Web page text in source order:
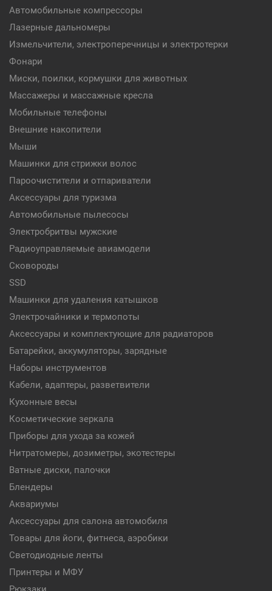
Автомобильные компрессоры
Лазерные дальномеры
Измельчители, электроперечницы и электротерки
Фонари
Миски, поилки, кормушки для животных
Массажеры и массажные кресла
Мобильные телефоны
Внешние накопители
Мыши
Машинки для стрижки волос
Пароочистители и отпариватели
Аксессуары для туризма
Автомобильные пылесосы
Электробритвы мужские
Радиоуправляемые авиамодели
Сковороды
SSD
Машинки для удаления катышков
Электрочайники и термопоты
Аксессуары и комплектующие для радиаторов
Батарейки, аккумуляторы, зарядные
Наборы инструментов
Кабели, адаптеры, разветвители
Кухонные весы
Косметические зеркала
Приборы для ухода за кожей
Нитратомеры, дозиметры, экотестеры
Ватные диски, палочки
Блендеры
Аквариумы
Аксессуары для салона автомобиля
Товары для йоги, фитнеса, аэробики
Светодиодные ленты
Принтеры и МФУ